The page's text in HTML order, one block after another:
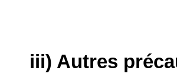
iii) Autres